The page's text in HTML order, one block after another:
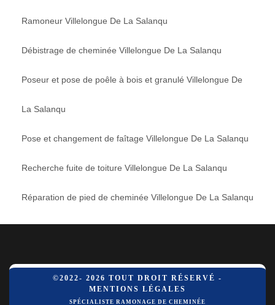
Ramoneur Villelongue De La Salanqu
Débistrage de cheminée Villelongue De La Salanqu
Poseur et pose de poêle à bois et granulé Villelongue De
La Salanqu
Pose et changement de faîtage Villelongue De La Salanqu
Recherche fuite de toiture Villelongue De La Salanqu
Réparation de pied de cheminée Villelongue De La Salanqu
©2022- 2026 TOUT DROIT RÉSERVÉ -
MENTIONS LÉGALES
SPÉCIALISTE RAMONAGE DE CHEMINÉE